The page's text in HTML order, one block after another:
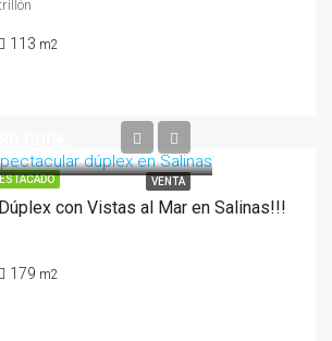
113 m2
VENTA
Dúplex con Vistas al Mar en Salinas!!!
179 m2